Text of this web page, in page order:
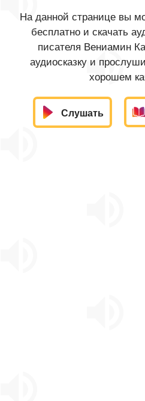
На данной странице вы
бесплатно и скачать
писателя Вениамин
аудиосказку и
хорошем
Слушать